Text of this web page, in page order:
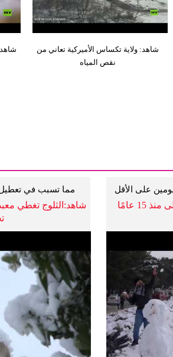
شاهد: ولاية تكساس الأميركية تعاني من
نقص المياه
مما تسبب في تعطيل
شاهد:الثلوج تغطي
على الأقل
15 عامًا